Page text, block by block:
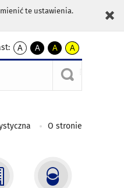
te ustawienia.
A
kontrast
A
kontrast
czarnym
A
kontrast
żółty
tekst
czarnym
A
kontrast
czarny
tekst
żółtym
O stronie